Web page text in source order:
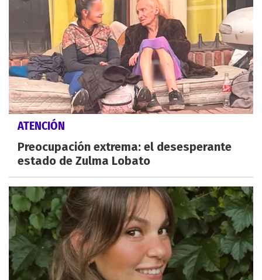
ATENCIÓN
Preocupación extrema: el desesperante
estado de Zulma Lobato